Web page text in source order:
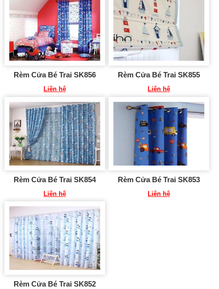
Rèm Cửa Bé Trai SK856
Liên hệ
Rèm Cửa Bé Trai SK855
Liên hệ
Rèm Cửa Bé Trai SK854
Liên hệ
Rèm Cửa Bé Trai SK853
Liên hệ
Rèm Cửa Bé Trai SK852